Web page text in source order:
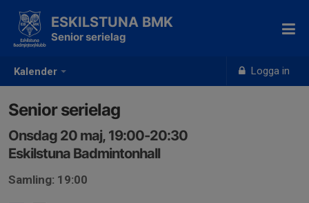
Kalender Logga in
ESKILSTUNA BMK
Senior serielag
Senior serielag
Onsdag 20 maj, 19:00-20:30
Eskilstuna Badmintonhall
Samling: 19:00